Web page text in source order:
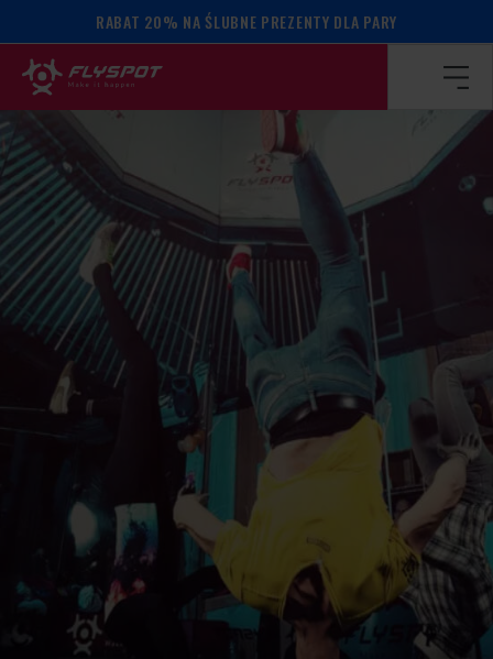
RABAT 20% NA ŚLUBNE PREZENTY DLA PARY
Strona główna / Kalendarz wydarzeń / WARSZTATY